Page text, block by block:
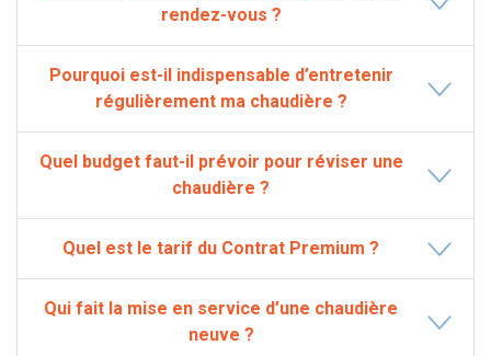
rendez-vous ?
Pourquoi est-il indispensable d’entretenir
régulièrement ma chaudière ?
Quel budget faut-il prévoir pour réviser une
chaudière ?
Quel est le tarif du Contrat Premium ?
Qui fait la mise en service d’une chaudière
neuve ?